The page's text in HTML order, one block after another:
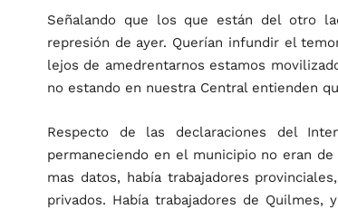
Señalando que los que están del otro
represión de ayer. Querían infundir el
lejos de amedrentarnos estamos
no estando en nuestra Central entienden
Respecto de las declaraciones del
permaneciendo en el municipio no eran
mas datos, había trabajadores
privados. Había trabajadores de